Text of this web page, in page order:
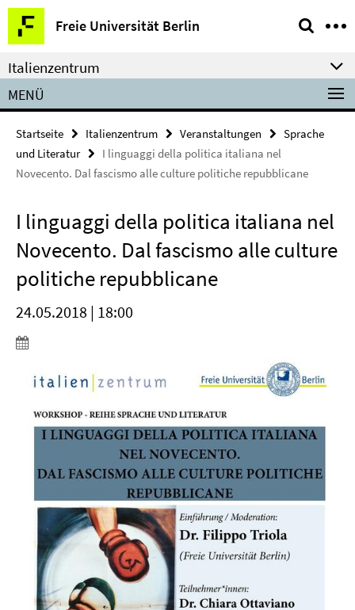
Springe
direkt
zu
Inhalt
Freie Universität Berlin
Service-
Navigation
Italienzentrum
MENÜ
Startseite Italienzentrum Veranstaltungen
Sprache
und Literatur
I linguaggi della politica italiana nel
Novecento. Dal fascismo alle culture politiche repubblicane
I linguaggi della politica italiana nel
Novecento. Dal fascismo alle culture
politiche repubblicane
24.05.2018 | 18:00